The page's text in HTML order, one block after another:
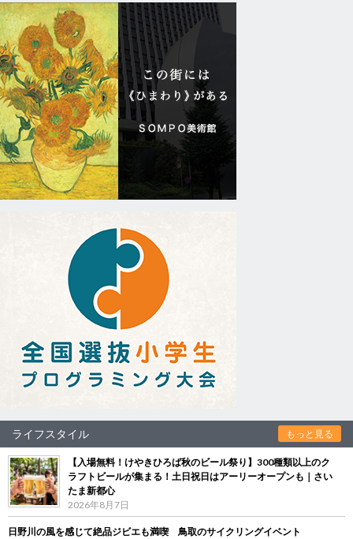
ライフスタイル もっと見る
【入場無料！けやきひろば秋のビール祭り】300種類以上のク
ラフトビールが集まる！土日祝日はアーリーオープンも｜さい
たま新都心
2026年8月7日
日野川の風を感じて絶品ジビエも満喫 鳥取のサイクリングイベント